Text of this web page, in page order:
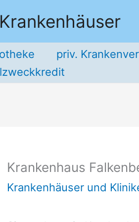
priv.
Krankenhaus
Krankenhäuser und